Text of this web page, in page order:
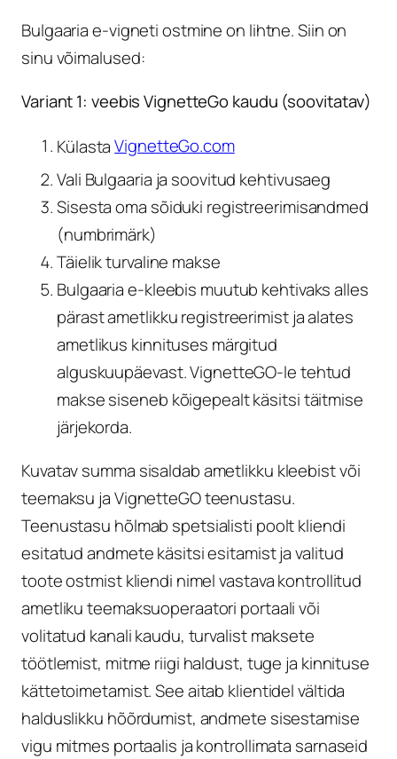
Bulgaaria e-vigneti ostmine on lihtne. Siin on
sinu võimalused:
Variant 1: veebis VignetteGo kaudu (soovitatav)
KülastaVignetteGo.com
Vali Bulgaaria ja soovitud kehtivusaeg
Sisesta oma sõiduki registreerimisandmed
(numbrimärk)
Täielik turvaline makse
Bulgaaria e-kleebis muutub kehtivaks alles
pärast ametlikku registreerimist ja alates
ametlikus kinnituses märgitud
alguskuupäevast. VignetteGO-le tehtud
makse siseneb kõigepealt käsitsi täitmise
järjekorda.
Kuvatav summa sisaldab ametlikku kleebist või
teemaksu ja VignetteGO teenustasu.
Teenustasu hõlmab spetsialisti poolt kliendi
esitatud andmete käsitsi esitamist ja valitud
toote ostmist kliendi nimel vastava kontrollitud
ametliku teemaksuoperaatori portaali või
volitatud kanali kaudu, turvalist maksete
töötlemist, mitme riigi haldust, tuge ja kinnituse
kättetoimetamist. See aitab klientidel vältida
halduslikku hõõrdumist, andmete sisestamise
vigu mitmes portaalis ja kontrollimata sarnaseid